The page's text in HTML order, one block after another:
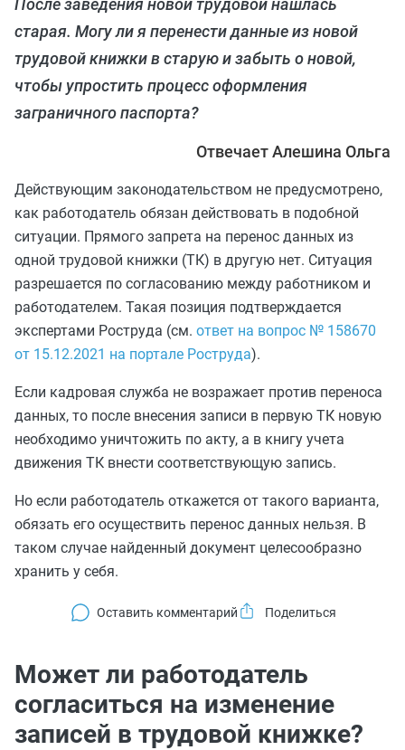
После заведения новой трудовой нашлась
старая. Могу ли я перенести данные из новой
трудовой книжки в старую и забыть о новой,
чтобы упростить процесс оформления
заграничного паспорта?
Отвечает Алешина Ольга
Действующим законодательством не предусмотрено,
как работодатель обязан действовать в подобной
ситуации. Прямого запрета на перенос данных из
одной трудовой книжки (ТК) в другую нет. Ситуация
разрешается по согласованию между работником и
работодателем. Такая позиция подтверждается
экспертами Роструда (см. ответ на вопрос № 158670
от 15.12.2021 на портале Роструда).
Если кадровая служба не возражает против переноса
данных, то после внесения записи в первую ТК новую
необходимо уничтожить по акту, а в книгу учета
движения ТК внести соответствующую запись.
Но если работодатель откажется от такого варианта,
обязать его осуществить перенос данных нельзя. В
таком случае найденный документ целесообразно
хранить у себя.
Оставить комментарий
Может ли работодатель
согласиться на изменение
записей в трудовой книжке?